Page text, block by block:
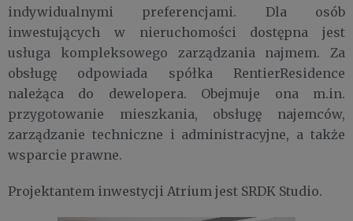
indywidualnymi preferencjami. Dla osób
inwestujących w nieruchomości dostępna jest
usługa kompleksowego zarządzania najmem. Za
obsługę odpowiada spółka RentierResidence
należąca do dewelopera. Obejmuje ona m.in.
przygotowanie mieszkania, obsługę najemców,
zarządzanie techniczne i administracyjne, a także
wsparcie prawne.
Projektantem inwestycji Atrium jest SRDK Studio.